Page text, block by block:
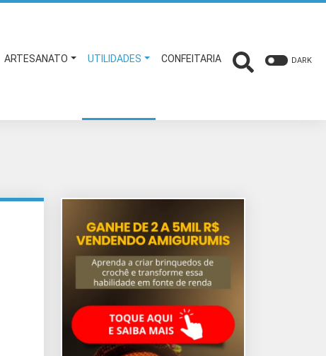
ARTESANATO UTILIDADES CONFEITARIA DARK